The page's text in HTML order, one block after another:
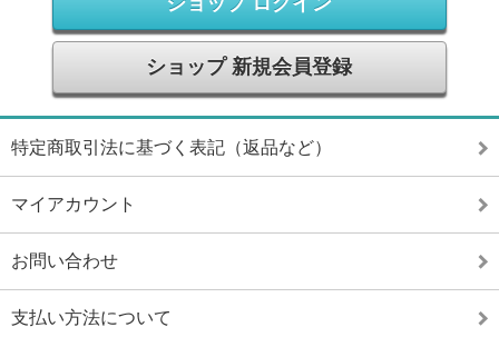
ショップ 新規会員登録
特定商取引法に基づく表記（返品など）
マイアカウント
お問い合わせ
支払い方法について